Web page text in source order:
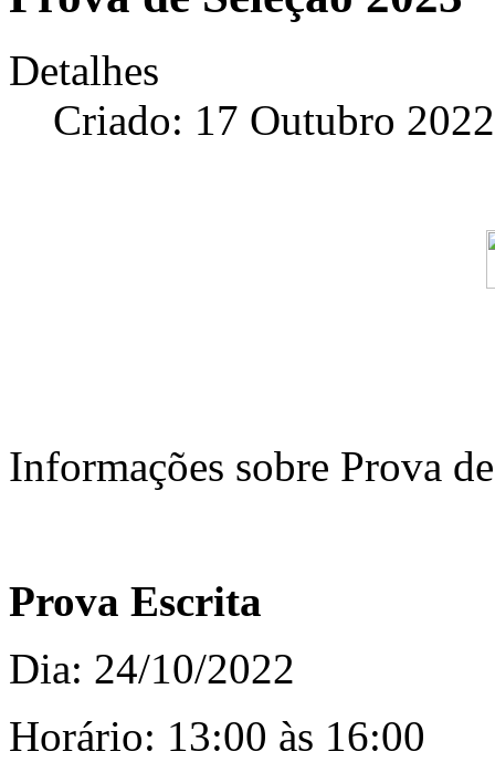
Detalhes
Criado: 17 Outubro 2022
Informações sobre Prova
Prova Escrita
Dia: 24/10/2022
Horário: 13:00 às 16:00